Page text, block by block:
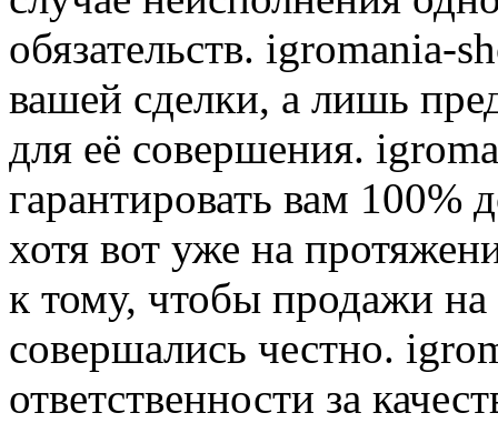
обязательств. igromania-
вашей сделки, а лишь
для её совершения.
гарантировать вам 100%
хотя вот уже на
к тому, чтобы продажи
совершались честно.
ответственности за